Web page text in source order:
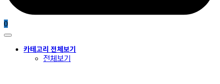
0
카테고리 전체보기
전체보기